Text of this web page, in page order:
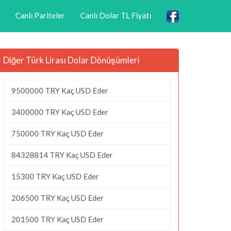
Canlı Pariteler Canlı Dolar TL Fiyatı
Diğer Türk Lirası Dolar Dönüşümleri
9500000 TRY Kaç USD Eder
3400000 TRY Kaç USD Eder
750000 TRY Kaç USD Eder
84328814 TRY Kaç USD Eder
15300 TRY Kaç USD Eder
206500 TRY Kaç USD Eder
201500 TRY Kaç USD Eder